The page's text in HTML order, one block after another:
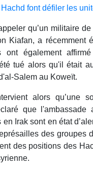
Hachd font défiler les
qu’un militaire
Kiafan, a récemment
ont également
tué alors qu'il était
Salem au Koweït.
alors qu’une
que l'ambassade
en Irak sont en état
des groupes
des positions des